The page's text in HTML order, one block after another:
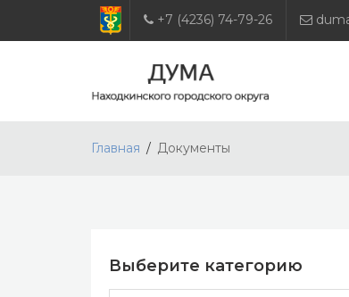
+7 (4236) 74-79-26
Главная Документы
Выберите категорию